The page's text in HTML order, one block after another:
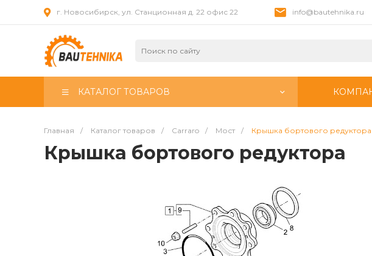
г. Новосибирск, ул. Станционная д. 22 офис 22 info@bautehnika.ru
КАТАЛОГ ТОВАРОВ
Главная / Каталог товаров / Carraro / Мост / Крышка бортового редуктора
Крышка бортового редуктора